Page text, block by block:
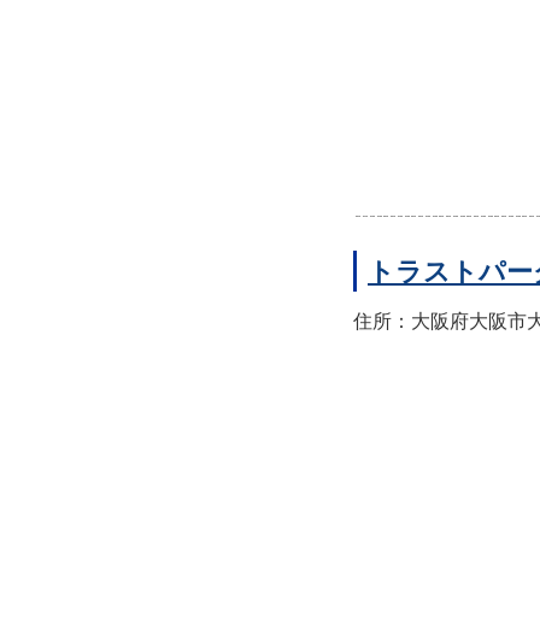
トラストパ
住所：大阪府大阪市